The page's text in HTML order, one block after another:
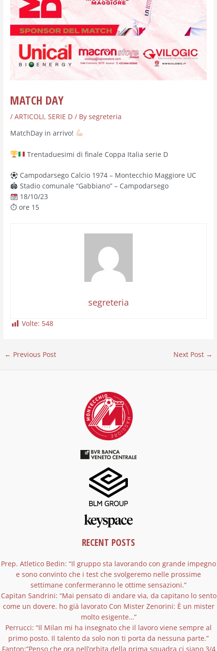
MATCH DAY
/ARTICOLI,SERIE D / Bysegreteria
MatchDay in arrivo!
Trentaduesimi di finale Coppa Italia serie D
Campodarsego Calcio 1974 – Montecchio Maggiore UC
🏟 Stadio comunale “Gabbiano” – Campodarsego
18/10/23
⏱ ore 15
segreteria
Volte: 548
← Previous Post Next Post →
RECENT POSTS
Prep. Atletico Bedin: “Il gruppo sta lavorando con grande impegno
e sono convinto che i test che svolgeremo nelle prossime
settimane confermeranno le ottime sensazioni.”
Capitan Sandrini: “Mai pensato di andare via, da capitano lo sento
come un dovere. ho già lavorato Con Mister Zenorini: È un mister
molto esigente…”
Perrucci: “Il Milan mi ha insegnato che il lavoro viene sempre al
primo posto. Il talento da solo non ti porta da nessuna parte.”
Fanton:”Penso che ora nell’orbita della prima squadra ci siano 3/4